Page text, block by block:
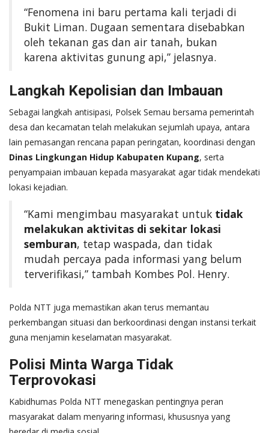
“Fenomena ini baru pertama kali terjadi di
Bukit Liman. Dugaan sementara disebabkan
oleh tekanan gas dan air tanah, bukan
karena aktivitas gunung api,” jelasnya.
Langkah Kepolisian dan Imbauan
Sebagai langkah antisipasi, Polsek Semau bersama pemerintah
desa dan kecamatan telah melakukan sejumlah upaya, antara
lain pemasangan rencana papan peringatan, koordinasi dengan
Dinas Lingkungan Hidup Kabupaten Kupang, serta
penyampaian imbauan kepada masyarakat agar tidak mendekati
lokasi kejadian.
“Kami mengimbau masyarakat untuk tidak
melakukan aktivitas di sekitar lokasi
semburan, tetap waspada, dan tidak
mudah percaya pada informasi yang belum
terverifikasi,” tambah Kombes Pol. Henry.
Polda NTT juga memastikan akan terus memantau
perkembangan situasi dan berkoordinasi dengan instansi terkait
guna menjamin keselamatan masyarakat.
Polisi Minta Warga Tidak
Terprovokasi
Kabidhumas Polda NTT menegaskan pentingnya peran
masyarakat dalam menyaring informasi, khususnya yang